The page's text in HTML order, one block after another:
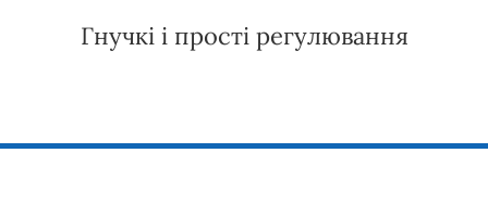
Гнучкі і прості регулювання